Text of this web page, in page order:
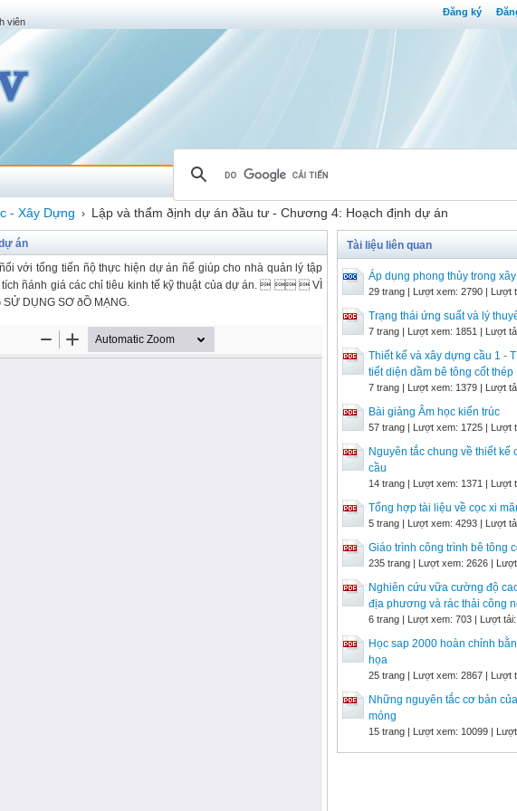
Đăng ký
viên
- Xây Dựng › Lập và thẩm ðịnh dự án ðầu tư - Chương 4: Hoạch định dự án
án
với tổng tiến ñộ thực hiện dự án ñể giúp cho nhà quản lý tập
tích ñánh giá các chỉ tiêu kinh tế kỹ thuật của dự án.    VÌ
SỬ DỤNG SƠ ðỒ MẠNG.
Tài liệu liên quan
Áp dụng phong thủy trong
29 trang | Lượt xem: 2790 | Lượt
Trạng thái ứng suất và lý
7 trang | Lượt xem: 1851 | Lượt
Thiết kế và xây dựng cầu 1 -
tiết diện dầm bê tông cốt thép
7 trang | Lượt xem: 1379 | Lượt
Bài giảng Âm học kiến trúc
57 trang | Lượt xem: 1725 | Lượt
Nguyên tắc chung về thiết kế
cầu
14 trang | Lượt xem: 1371 | Lượt
Tổng hợp tài liệu về cọc xi
5 trang | Lượt xem: 4293 | Lượt
Giáo trình công trình bê tông
235 trang | Lượt xem: 2626 | Lượt
Nghiên cứu vữa cường độ
địa phương và rác thải công
6 trang | Lượt xem: 703 | Lượt
Học sap 2000 hoàn chỉnh
họa
25 trang | Lượt xem: 2867 | Lượt
Những nguyên tắc cơ bản
móng
15 trang | Lượt xem: 10099 |